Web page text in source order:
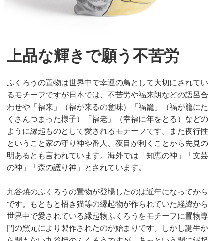
上品な輝きで願う不苦労
ふくろうの置物は世界中で幸運の鳥として大切にされてい
るモチーフですが日本では、不苦労や福来朗などの語呂合
わせや「福来」（福が来るの意味）「福籠」（福が籠にた
くさんつまった様子）「福老」（幸福に年をとる）などの
ように縁起ものとして愛されるモチーフです。また夜行性
ということ家の守り神や番人、夜目が利くことから先見の
明あるとも言われています。海外では「知恵の神」「文芸
の神」「森の護り神」とされています。
九谷焼のふくろうの置物が登場したのは近年になってから
です。もともと招き猫等の縁起物が作られていた経緯から
世界中で愛されている縁起物ふくろうをモチーフに置物専
門の窯元により製作されたのが始まりです。しかし誕生か